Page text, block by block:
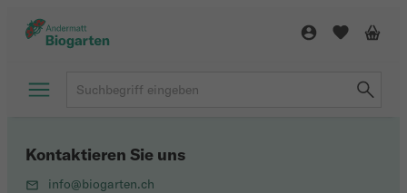
Kontaktieren Sie uns
info@biogarten.ch